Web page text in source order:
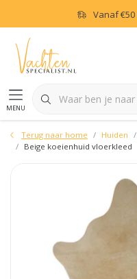
Vanaf€50
menu
Terug naar home Huiden
Beige koeienhuid vloerkleed